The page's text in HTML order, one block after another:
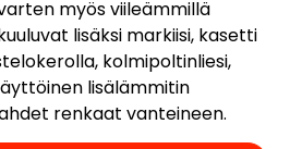
myös viileämmillä
lisäksi markiisi, kasetti
kolmipoltinliesi,
lisälämmitin
renkaat vanteineen.